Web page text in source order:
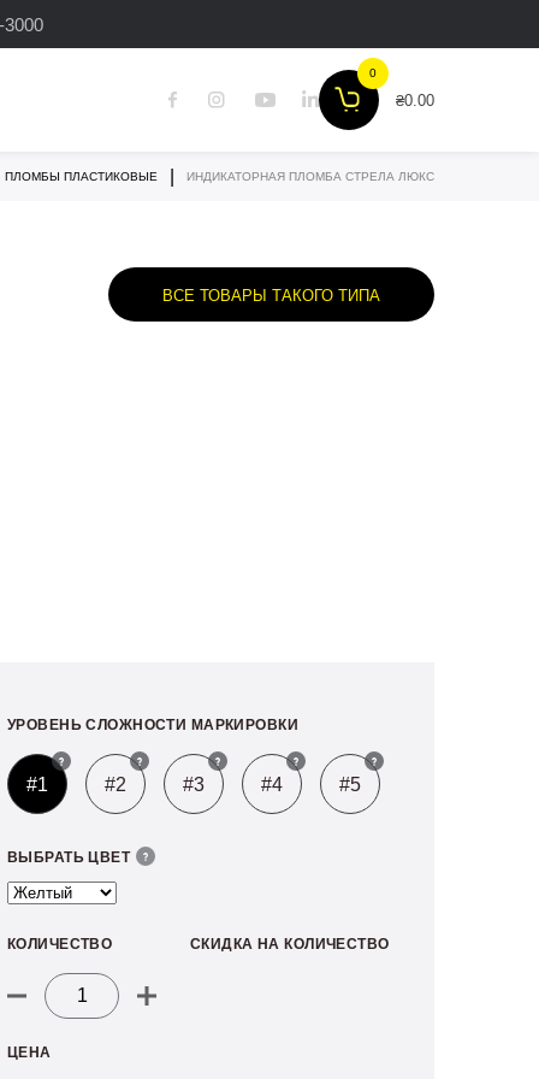
3000
МАТЕРИАЛЫ ДЛЯ
ПЛОМБИРОВКИ
0
₴0.00
ПЛОМБЫ ПЛАСТИКОВЫЕ ИНДИКАТОРНАЯ ПЛОМБА СТРЕЛА ЛЮКС
ВСЕ ТОВАРЫ ТАКОГО ТИПА
УРОВЕНЬ СЛОЖНОСТИ МАРКИРОВКИ
#1 #4
#3 #5
#2
ВЫБРАТЬ ЦВЕТ
КОЛИЧЕСТВО
Количество
ЦЕНА
СКИДКА НА КОЛИЧЕСТВО